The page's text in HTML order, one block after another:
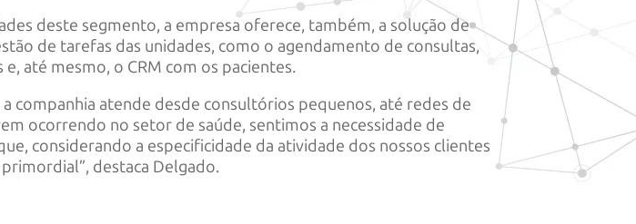
deste segmento, a empresa oferece, também, a solução de
de tarefas das unidades, como o agendamento de consultas,
até mesmo, o CRM com os pacientes.
companhia atende desde consultórios pequenos, até redes de
ocorrendo no setor de saúde, sentimos a necessidade de
considerando a especificidade da atividade dos nossos clientes
destaca Delgado.